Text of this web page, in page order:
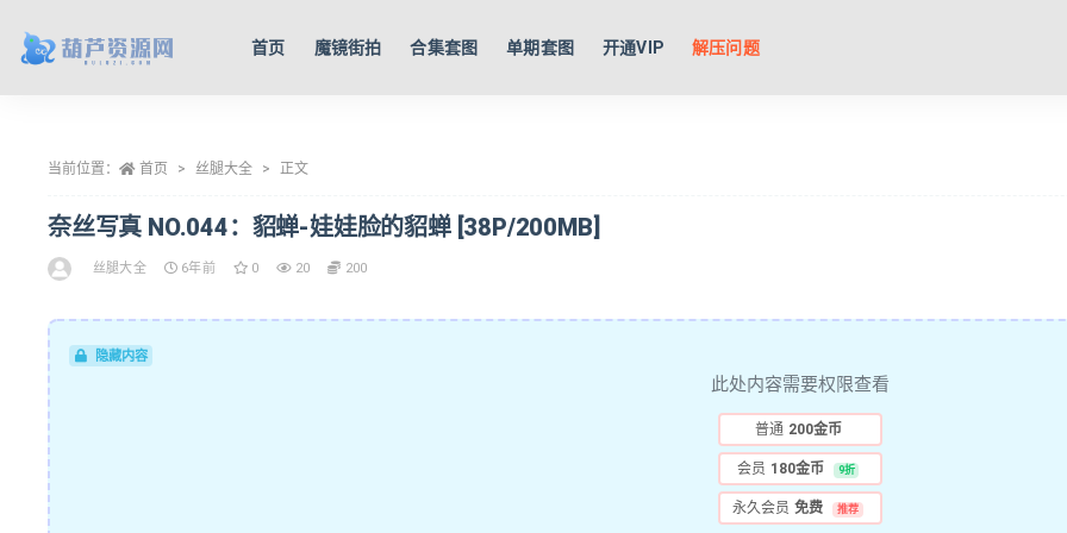
首页 魔镜街拍 合集套图 单期套图 开通VIP 解压问题
当前位置： 首页 丝腿大全 正文
奈丝写真 NO.044：貂蝉-娃娃脸的貂蝉 [38P/200MB]
丝腿大全 6年前 0 20 200
隐藏内容
此处内容需要权限查看
普通 200金币
会员 180金币 9折
永久会员 免费 推荐
全部